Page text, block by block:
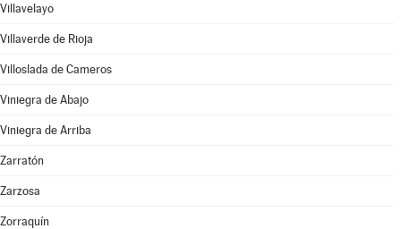
Villavelayo
Villaverde de Rioja
Villoslada de Cameros
Viniegra de Abajo
Viniegra de Arriba
Zarratón
Zarzosa
Zorraquín